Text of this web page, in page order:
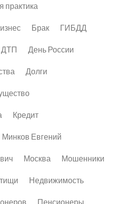
практика
Брак ГИБДД
ДТП День России
Долги
Кредит
Минков Евгений
Москва Мошенники
Недвижимость
Пенсионеры